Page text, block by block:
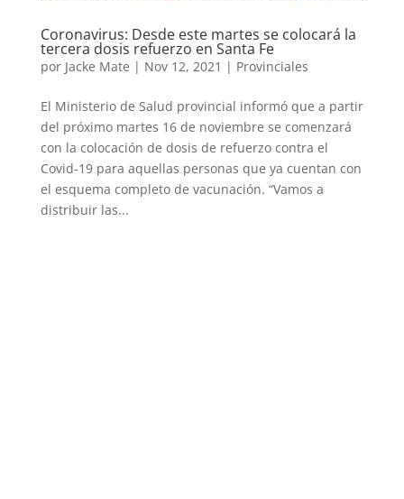
Coronavirus: Desde este martes se colocará la
tercera dosis refuerzo en Santa Fe
por Jacke Mate | Nov 12, 2021 | Provinciales
El Ministerio de Salud provincial informó que a partir
del próximo martes 16 de noviembre se comenzará
con la colocación de dosis de refuerzo contra el
Covid-19 para aquellas personas que ya cuentan con
el esquema completo de vacunación. “Vamos a
distribuir las...